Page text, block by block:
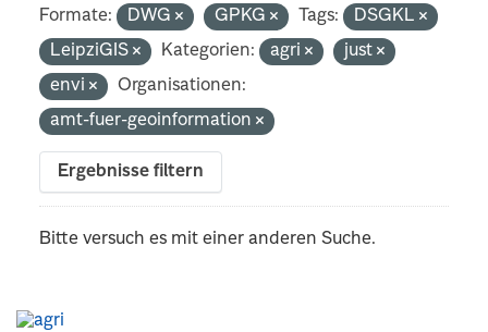
Formate: DWG GPKG Tags:
DSGKL
LeipziGIS
Kategorien: agri
just
envi
Organisationen:
amt-fuer-geoinformation
Ergebnisse filtern
Bitte versuch es mit einer anderen Suche.